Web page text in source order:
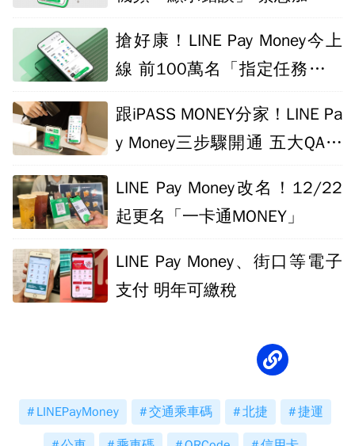
搶好康！LINE Pay Money今上
線 前100萬名「指定任務」享
跟iPASS MONEY分家！LINE Pa
y Money三步驟開通 五大QA一
LINE Pay Money改名！12/22
起更名「一卡通MONEY」
LINE Pay Money、街口等電子
支付 明年可繳稅
LINEPayMoney 交通乘車碼 北捷 捷運